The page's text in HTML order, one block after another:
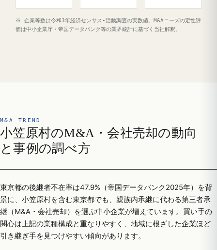
※ 企業等数は令和3年経済センサス‐活動調査の実数値。M&Aニーズの定性評
価は中小企業庁・帝国データバンク等の業界統計に基づく当社解釈。
M&A TREND
小笠原村のM&A・会社売却の動向
と事例の調べ方
東京都の後継者不在率は47.9%（帝国データバンク2025年）を背
景に、小笠原村を含む東京都でも、親族内承継に代わる第三者承
継（M&A・会社売却）を選ぶ中小企業が増えています。買い手の
関心は上記の業種構成と重なりやすく、地域に根ざした企業ほど
引き継ぎ手を見つけやすい傾向があります。